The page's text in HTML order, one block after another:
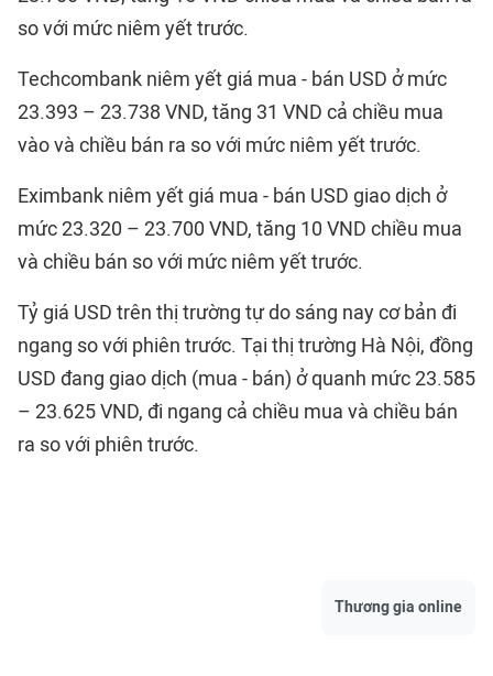
so với mức niêm yết trước.
Techcombank niêm yết giá mua - bán USD ở mức
23.393 – 23.738 VND, tăng 31 VND cả chiều mua
vào và chiều bán ra so với mức niêm yết trước.
Eximbank niêm yết giá mua - bán USD giao dịch ở
mức 23.320 – 23.700 VND, tăng 10 VND chiều mua
và chiều bán so với mức niêm yết trước.
Tỷ giá USD trên thị trường tự do sáng nay cơ bản đi
ngang so với phiên trước. Tại thị trường Hà Nội, đồng
USD đang giao dịch (mua - bán) ở quanh mức 23.585
– 23.625 VND, đi ngang cả chiều mua và chiều bán
ra so với phiên trước.
Thương gia online